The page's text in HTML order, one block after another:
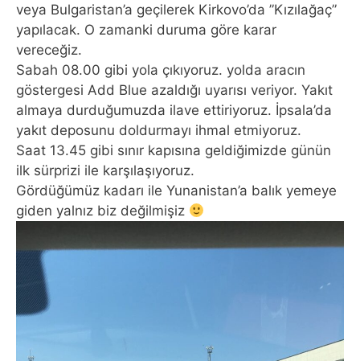
veya Bulgaristan’a geçilerek Kirkovo’da ”Kızılağaç”
yapılacak. O zamanki duruma göre karar
vereceğiz.
Sabah 08.00 gibi yola çıkıyoruz. yolda aracın
göstergesi Add Blue azaldığı uyarısı veriyor. Yakıt
almaya durduğumuzda ilave ettiriyoruz. İpsala’da
yakıt deposunu doldurmayı ihmal etmiyoruz.
Saat 13.45 gibi sınır kapısına geldiğimizde günün
ilk sürprizi ile karşılaşıyoruz.
Gördüğümüz kadarı ile Yunanistan’a balık yemeye
giden yalnız biz değilmişiz